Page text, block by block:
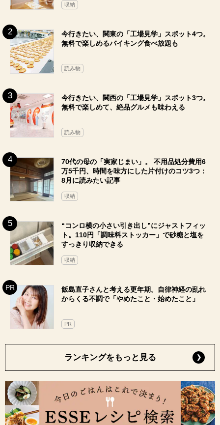
収納
今行きたい、関東の「工場見学」スポット4つ。
無料で楽しめるバイキング食べ放題も
読み物
今行きたい、関西の「工場見学」スポット3つ。
無料で楽しめて、絶品グルメも味わえる
読み物
70代の母の「実家じまい」。 不用品処分費用6
万5千円、時間を味方にした片付けのコツ3つ：
8月に読みたい記事
収納
“コンロ横の小さい引き出し”にジャストフィッ
ト。110円「調味料ストッカー」で砂糖と塩を
すっきり収納できる
収納
飯島直子さんと考える更年期。自律神経の乱れ
からくる不調で「やめたこと・始めたこと」
PR
ランキングをもっと見る